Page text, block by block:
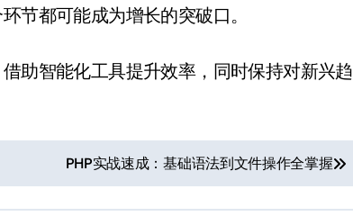
节都可能成为增长的突破口。
助智能化工具提升效率，同时保持对新兴趋
PHP实战速成：基础语法到文件操作全掌握